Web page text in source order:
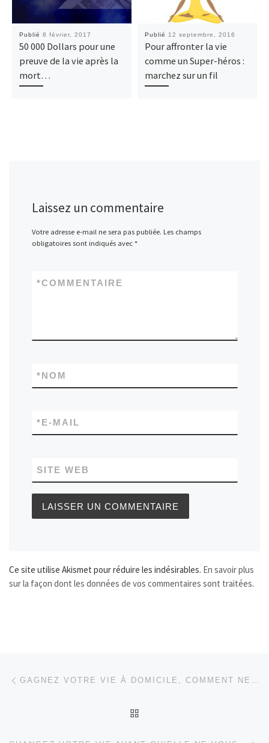
Publié 8 février, 2017
50 000 Dollars pour une
preuve de la vie après la
mort…
Publié 12 septembre, 2016
Pour affronter la vie
comme un Super-héros :
marchez sur un fil
Laissez un commentaire
Votre adresse e-mail ne sera pas publiée. Les champs
obligatoires sont indiqués avec *
COMMENTAIRE
*
NOM
*
E-MAIL
*
SITE WEB
Ce site utilise Akismet pour réduire les indésirables. En savoir plus
sur la façon dont les données de vos commentaires sont traitées.
Parcourir les articles GAGNEZ VOTRE VIE À DOMICILE, COMMENT NE PAS SE DÉCOURAGER…